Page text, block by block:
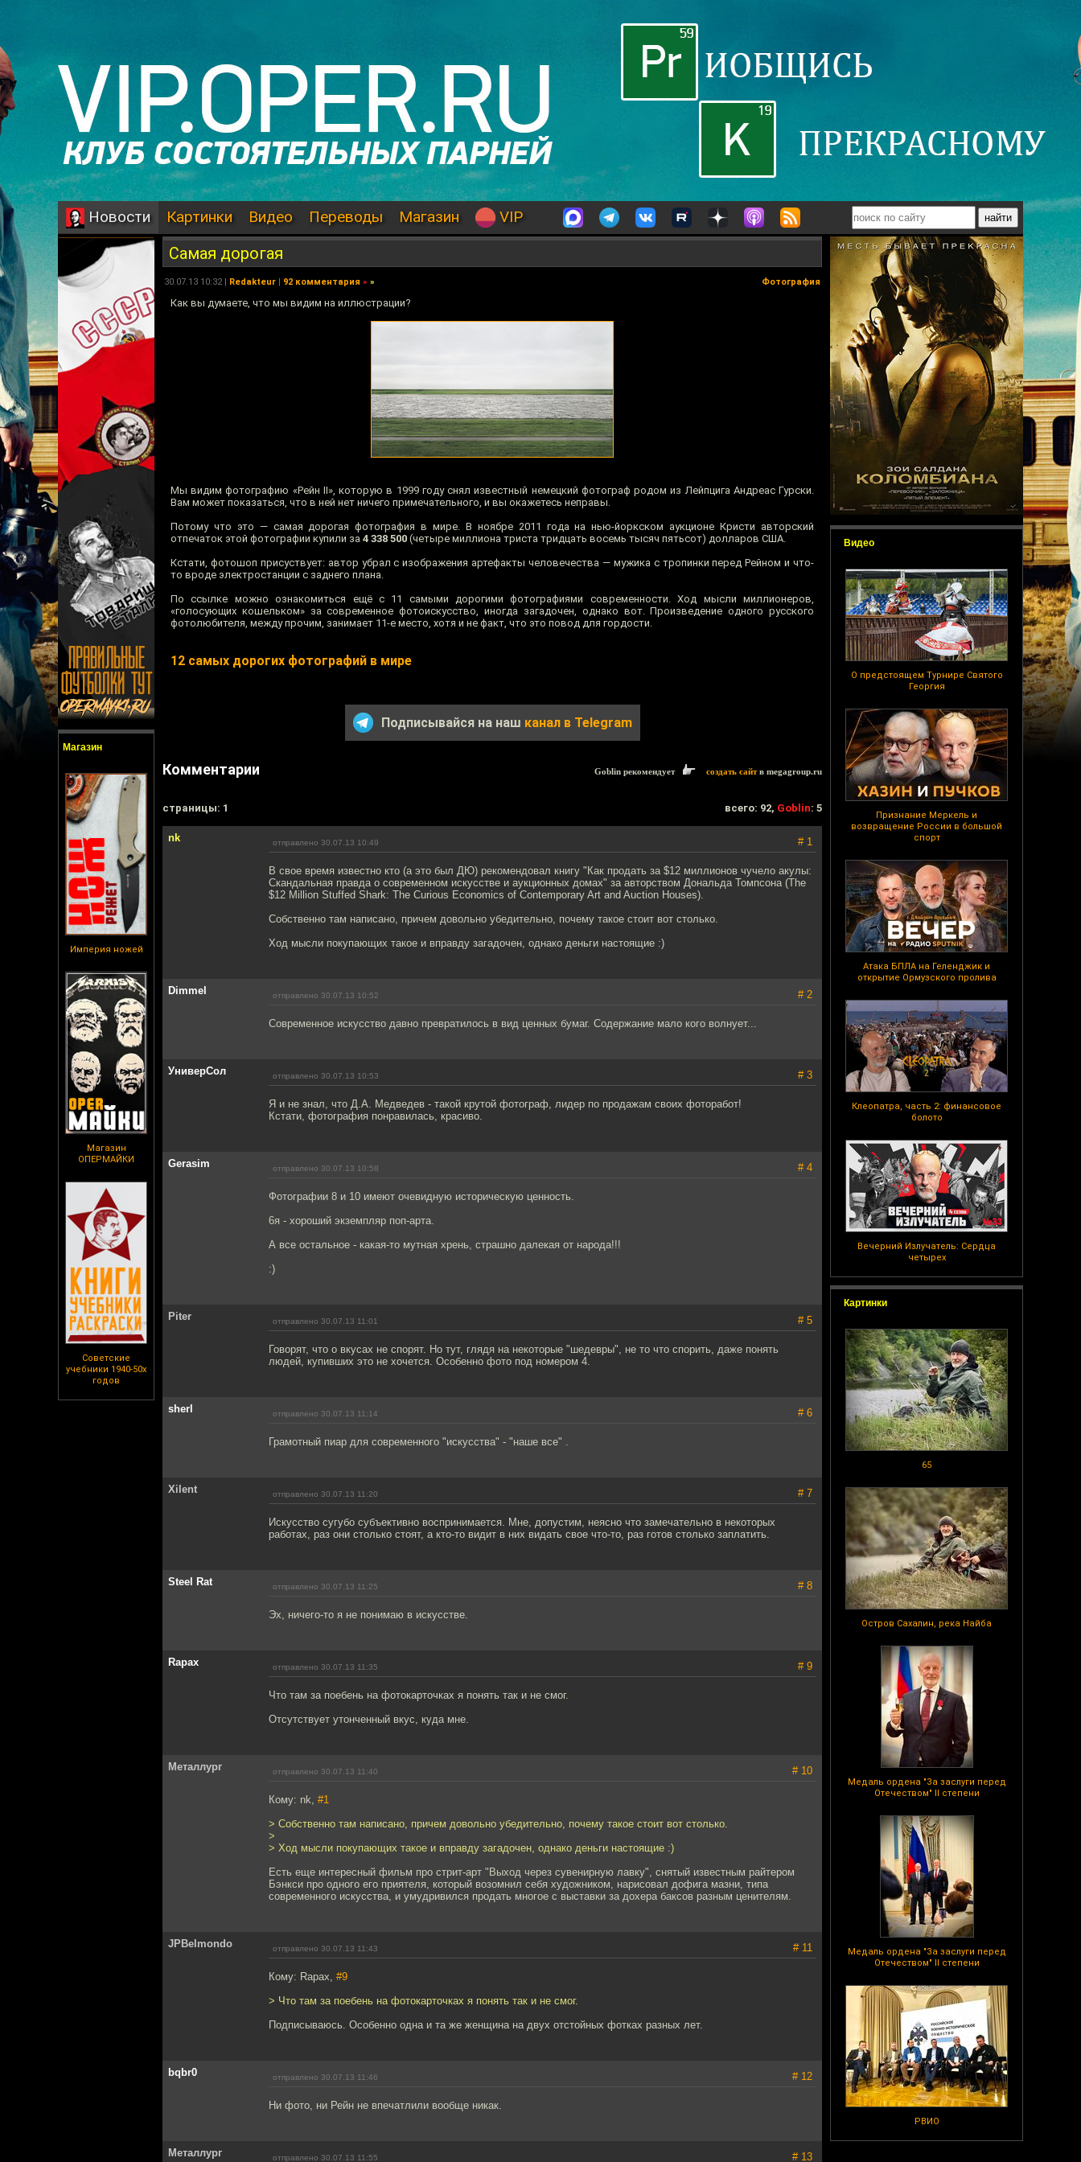
Новости Картинки Видео Переводы Магазин VIP
Магазин
Империя ножей
Магазин
ОПЕРМАЙКИ
Советские
учебники 1940-50х
годов
Видео
О предстоящем Турнире Святого
Георгия
Признание Меркель и
возвращение России в большой
спорт
Атака БПЛА на Геленджик и
открытие Ормузского пролива
Клеопатра, часть 2: финансовое
болото
Вечерний Излучатель: Сердца
четырех
Картинки
65
Остров Сахалин, река Найба
Медаль ордена "За заслуги перед
Отечеством" II степени
Медаль ордена "За заслуги перед
Отечеством" II степени
РВИО
Самая дорогая
30.07.13 10:32 | Redakteur | 92 комментария » » Фотография
Как вы думаете, что мы видим на иллюстрации?
Мы видим фотографию «Рейн II», которую в 1999 году снял известный немецкий фотограф родом из Лейпцига Андреас Гурски.
Вам может показаться, что в ней нет ничего примечательного, и вы окажетесь неправы.
Потому что это — самая дорогая фотография в мире. В ноябре 2011 года на нью-йоркском аукционе Кристи авторский
отпечаток этой фотографии купили за 4 338 500 (четыре миллиона триста тридцать восемь тысяч пятьсот) долларов США.
Кстати, фотошоп присуствует: автор убрал с изображения артефакты человечества — мужика с тропинки перед Рейном и что-
то вроде электростанции с заднего плана.
По ссылке можно ознакомиться ещё с 11 самыми дорогими фотографиями современности. Ход мысли миллионеров,
«голосующих кошельком» за современное фотоискусство, иногда загадочен, однако вот. Произведение одного русского
фотолюбителя, между прочим, занимает 11-е место, хотя и не факт, что это повод для гордости.
12 самых дорогих фотографий в мире
Подписывайся на наш канал в Telegram
Комментарии Goblin рекомендует создать сайтв megagroup.ru
cтраницы: 1 всего: 92, Goblin: 5
nk отправлено 30.07.13 10:49 # 1
В свое время известно кто (а это был ДЮ) рекомендовал книгу "Как продать за $12 миллионов чучело акулы:
Скандальная правда о современном искусстве и аукционных домах" за авторством Дональда Томпсона (The
$12 Million Stuffed Shark: The Curious Economics of Contemporary Art and Auction Houses).
Собственно там написано, причем довольно убедительно, почему такое стоит вот столько.
Ход мысли покупающих такое и вправду загадочен, однако деньги настоящие :)
Dimmel отправлено 30.07.13 10:52 # 2
Современное искусство давно превратилось в вид ценных бумаг. Содержание мало кого волнует...
УниверСол отправлено 30.07.13 10:53 # 3
Я и не знал, что Д.А. Медведев - такой крутой фотограф, лидер по продажам своих фоторабот!
Кстати, фотография понравилась, красиво.
Gerasim отправлено 30.07.13 10:58 # 4
Фотографии 8 и 10 имеют очевидную историческую ценность.
6я - хороший экземпляр поп-арта.
А все остальное - какая-то мутная хрень, страшно далекая от народа!!!
:)
Piter отправлено 30.07.13 11:01 # 5
Говорят, что о вкусах не спорят. Но тут, глядя на некоторые "шедевры", не то что спорить, даже понять
людей, купивших это не хочется. Особенно фото под номером 4.
sherl отправлено 30.07.13 11:14 # 6
Грамотный пиар для современного "искусства" - "наше все" .
Xilent отправлено 30.07.13 11:20 # 7
Искусство сугубо субъективно воспринимается. Мне, допустим, неясно что замечательно в некоторых
работах, раз они столько стоят, а кто-то видит в них видать свое что-то, раз готов столько заплатить.
Steel Rat отправлено 30.07.13 11:25 # 8
Эх, ничего-то я не понимаю в искусстве.
Rapax отправлено 30.07.13 11:35 # 9
Что там за поебень на фотокарточках я понять так и не смог.
Отсутствует утонченный вкус, куда мне.
Металлург отправлено 30.07.13 11:40 # 10
Кому: nk, #1
> Собственно там написано, причем довольно убедительно, почему такое стоит вот столько.
>
> Ход мысли покупающих такое и вправду загадочен, однако деньги настоящие :)
Есть еще интересный фильм про стрит-арт "Выход через сувенирную лавку", снятый известным райтером
Бэнкси про одного его приятеля, который возомнил себя художником, нарисовал дофига мазни, типа
современного искусства, и умудривился продать многое с выставки за дохера баксов разным ценителям.
JPBelmondo отправлено 30.07.13 11:43 # 11
Кому: Rapax, #9
> Что там за поебень на фотокарточках я понять так и не смог.
Подписываюсь. Особенно одна и та же женщина на двух отстойных фотках разных лет.
bqbr0 отправлено 30.07.13 11:46 # 12
Ни фото, ни Рейн не впечатлили вообще никак.
Металлург отправлено 30.07.13 11:55 # 13